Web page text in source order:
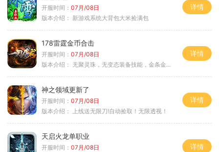
开服时间： 07月/08日
版本介绍： 新游戏系统大背包大米捡满包
详情
178雷霆金币合击
开服时间： 07月/08日
版本介绍： 无聚灵珠，无变态装备技能，金条金刚石保底
详情
神之领域更新了
开服时间： 07月/08日
版本介绍：
上线送无限刀!自动捡取！无限透视！
详情
天启火龙单职业
开服时间： 07月/08日
详情